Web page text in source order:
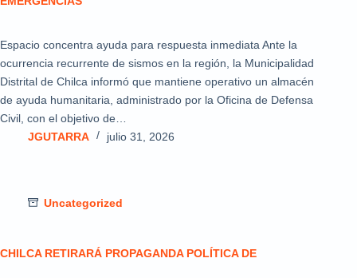
Espacio concentra ayuda para respuesta inmediata Ante la
ocurrencia recurrente de sismos en la región, la Municipalidad
Distrital de Chilca informó que mantiene operativo un almacén
de ayuda humanitaria, administrado por la Oficina de Defensa
Civil, con el objetivo de…
JGUTARRA
julio 31, 2026
Uncategorized
CHILCA RETIRARÁ PROPAGANDA POLÍTICA DE